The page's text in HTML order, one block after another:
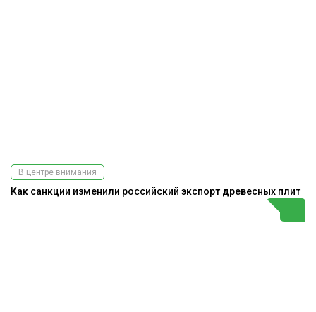
В центре внимания
Как санкции изменили российский экспорт древесных плит